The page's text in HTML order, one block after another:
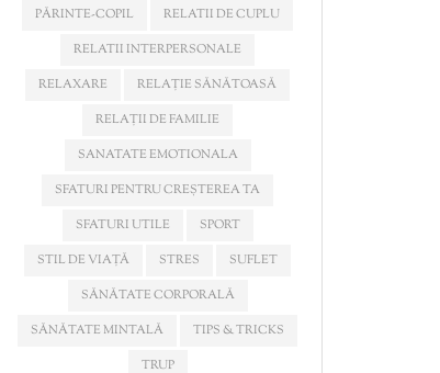
PĂRINTE-COPIL
RELATII DE CUPLU
RELATII INTERPERSONALE
RELAXARE
RELAȚIE SĂNĂTOASĂ
RELAȚII DE FAMILIE
SANATATE EMOTIONALA
SFATURI PENTRU CREȘTEREA TA
SFATURI UTILE
SPORT
STIL DE VIAȚĂ
STRES
SUFLET
SĂNĂTATE CORPORALĂ
SĂNĂTATE MINTALĂ
TIPS & TRICKS
TRUP